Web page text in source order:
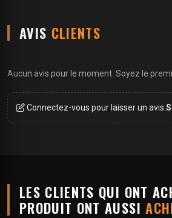
AVIS CLIENTS
Aucun avis pour le moment. Soyez le
Connectez-vous pour laisser un avis.
LES CLIENTS QUI ONT
PRODUIT ONT AUSSI